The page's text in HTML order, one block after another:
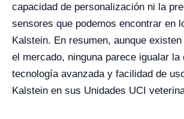
capacidad de personalización ni la
sensores que podemos encontrar en
Kalstein. En resumen, aunque
el mercado, ninguna parece igualar la
tecnología avanzada y facilidad de
Kalstein en sus Unidades UCI